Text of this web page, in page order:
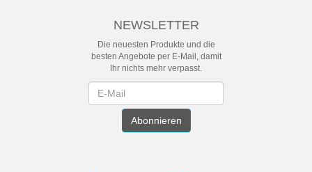
NEWSLETTER
Die neuesten Produkte und die
besten Angebote per E-Mail, damit
Ihr nichts mehr verpasst.
Abonnieren